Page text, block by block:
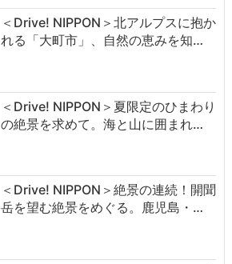
＜Drive! NIPPON＞北アルプスに抱か
れる「大町市」、自然の恵みを知…
＜Drive! NIPPON＞夏限定のひまわり
の絶景を求めて。海と山に囲まれ…
＜Drive! NIPPON＞絶景の連続！開聞
岳を望む絶景をめぐる。鹿児島・…